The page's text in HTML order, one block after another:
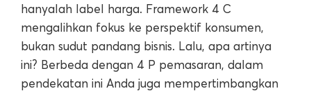
hanyalah label harga. Framework 4 C
mengalihkan fokus ke perspektif konsumen,
bukan sudut pandang bisnis. Lalu, apa artinya
ini? Berbeda dengan 4 P pemasaran, dalam
pendekatan ini Anda juga mempertimbangkan